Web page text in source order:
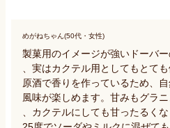
めがねちゃん(50代・女性)
製菓用のイメージが強いドーバ
、実はカクテル用としてもとて
原酒で香りを作っているため、
風味が楽しめます。甘みもグラ
、カクテルにしても甘ったるく